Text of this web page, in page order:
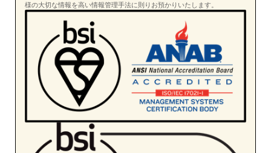
様の大切な情報を高い情報管理手法に則りお預かりいたします。